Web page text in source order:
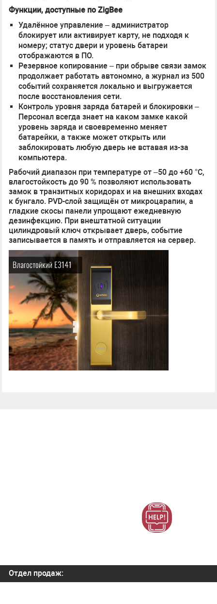
Функции, доступные по ZigBee
Удалённое управление – администратор
блокирует или активирует карту, не подходя к
номеру; статус двери и уровень батареи
отображаются в ПО.
Резервное копирование – при обрыве связи замок
продолжает работать автономно, а журнал из 500
событий сохраняется локально и выгружается
после восстановления сети.
Контроль уровня заряда батарей и блокировки –
Персонал всегда знает на каком замке какой
уровень заряда и своевременно меняет
батарейки, а также может открыть или
заблокировать любую дверь не вставая из-за
компьютера.
Рабочий диапазон при температуре от –50 до +60 °C,
влагостойкость до 90 % позволяют использовать
замок в транзитных коридорах и на внешних входах
к бунгало. PVD-слой защищён от микроцарапин, а
гладкие скосы панели упрощают ежедневную
дезинфекцию. При внештатной ситуации
цилиндровый ключ открывает дверь, событие
записывается в память и отправляется на сервер.
Отдел продаж: